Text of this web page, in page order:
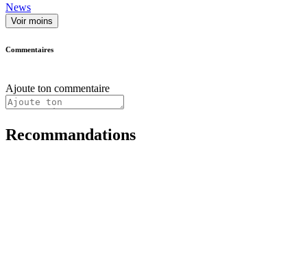
News
Voir moins
Commentaires
Ajoute ton commentaire
Recommandations